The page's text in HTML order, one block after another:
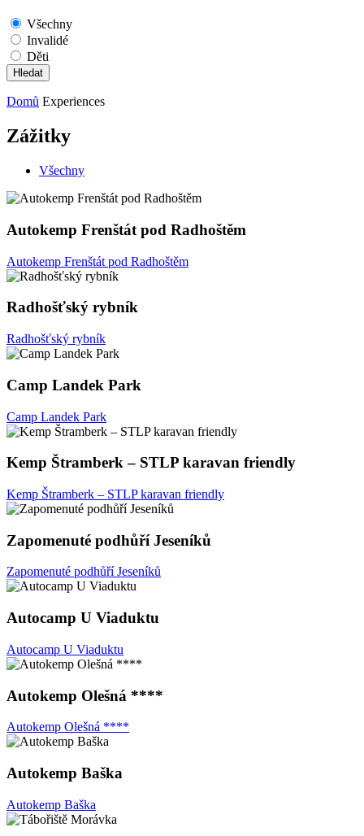
Všechny
Invalidé
Děti
Domů Experiences
Zážitky
Všechny
Autokemp Frenštát pod Radhoštěm
Autokemp Frenštát pod Radhoštěm
Radhošťský rybník
Radhošťský rybník
Camp Landek Park
Camp Landek Park
Kemp Štramberk – STLP karavan friendly
Kemp Štramberk – STLP karavan friendly
Zapomenuté podhůří Jeseníků
Zapomenuté podhůří Jeseníků
Autocamp U Viaduktu
Autocamp U Viaduktu
Autokemp Olešná ****
Autokemp Olešná ****
Autokemp Baška
Autokemp Baška